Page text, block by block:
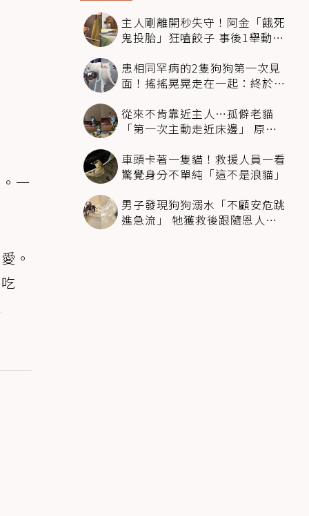
一
。
主人剛離開秒失守！阿金「餓死
鬼投胎」狂嗑餃子 事後1舉動反
患相同罕病的2隻狗狗第一次見
面！搖搖晃晃走在一起：終於找
從來不肯靠近主人…孤僻老貓
「第一次主動走近床邊」 原因
車頭卡著一隻貓！救援人員一看
驚覺身分不單純「這不是浪貓」
男子發現狗狗溺水「不顧安危跳
進急流」 牠獲救後跟隨恩人不